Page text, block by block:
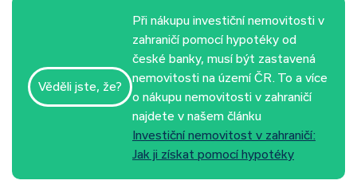
Věděli jste, že?
Při nákupu investiční nemovitosti v
zahraničí pomocí hypotéky od
české banky, musí být zastavená
nemovitosti na území ČR. To a více
o nákupu nemovitosti v zahraničí
najdete v našem článku
Investiční nemovitost v zahraničí:
Jak ji získat pomocí hypotéky